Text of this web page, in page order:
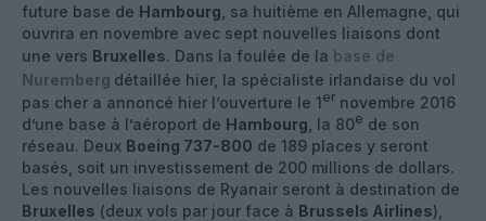
future base de Hambourg , sa huitième en Allemagne, qui
ouvrira en novembre avec sept nouvelles liaisons dont
une vers Bruxelles. Dans la foulée de la base de
Nuremberg détaillée hier, la spécialiste irlandaise du vol
pas cher a annoncé hier l’ouverture le 1er novembre 2016
d’une base à l’aéroport de Hambourg , la 80e de son
réseau. Deux Boeing 737-800 de 189 places y seront
basés, soit un investissement de 200 millions de dollars.
Les nouvelles liaisons de Ryanair seront à destination de
Bruxelles (deux vols par jour face à Brussels Airlines),